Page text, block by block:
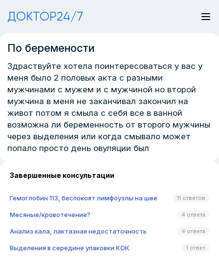
ДОКТОР24/7
По беремености
Здраствуйте хотела поинтересоваться у вас у
меня было 2 половых акта с разными
мужчинами с мужем и с мужчиной но второй
мужчина в меня не заканчивал закончил на
живот потом я смыла с себя все в ванной
возможна ли беременность от второго мужчины
через выделения или когда смывало может
попало просто день овуляции был
Завершенные консультации
Гемоглобин 113, беспокоят лимфоузлы на шее 11 ответов
Месяные/кровотечение? 4 ответа
Анализ кала, лактазная недостаточность 4 ответа
Выделения в середине упаковки КОК 1 ответ